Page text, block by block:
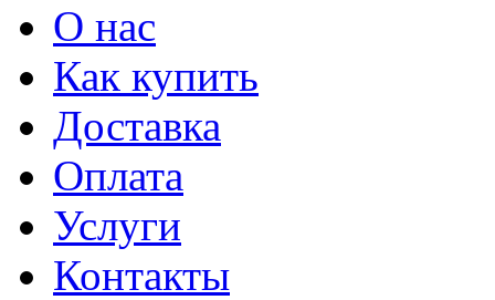
О нас
Как купить
Доставка
Оплата
Услуги
Контакты